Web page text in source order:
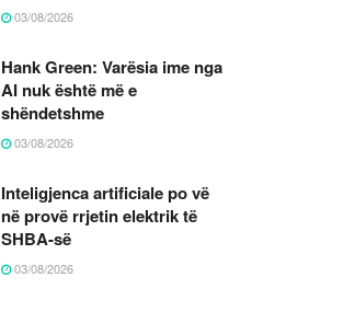
03/08/2026
Hank Green: Varësia ime nga
AI nuk është më e
shëndetshme
03/08/2026
Inteligjenca artificiale po vë
në provë rrjetin elektrik të
SHBA-së
03/08/2026